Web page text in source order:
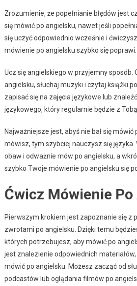
Zrozumienie, że popełnianie błędów jest
się mówić po angielsku, nawet jeśli
się uczyć odpowiednio wcześnie i
mówienie po angielsku szybko się poprawi.
Ucz się angielskiego w przyjemny sposób.
angielsku, słuchaj muzyki i czytaj książki
zapisać się na zajęcia językowe lub
językowego, który regularnie będzie z
Najważniejsze jest, abyś nie bał się mówić
mówisz, tym szybciej nauczysz się języka.
obaw i odważnie mów po angielsku, a
szybko Twoje mówienie po angielsku się
Ćwicz Mówienie
Pierwszym krokiem jest zapoznanie się z
zwrotami po angielsku. Dzięki temu
których potrzebujesz, aby mówić po
jest znalezienie odpowiednich
mówić po angielsku. Możesz zacząć od
podcastów lub oglądania filmów po